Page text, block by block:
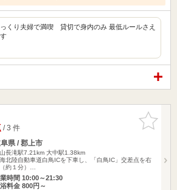
くり夫婦で満喫 貸切で身内のみ 最低ルールさえ
お気に入
りに追加
/ 3 件
県 / 郡上市
長滝駅7.21km 大中駅1.38km
北陸自動車道白鳥ICを下車し、「白鳥IC」交差点を右
約１分）…
時間 10:00～21:30
料金 800円～